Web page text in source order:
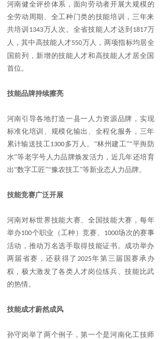
河南健全评价体系，面向劳动者开展大规模的
全劳动周期、全工种门类的技能培训，三年来
共培训 1343万人次。全省技能人才达到 1817万
人，其中高技能人才550万人，两项指标均居全
国前列，新增的技能人才和高技能人才居全国
首位。
技能品牌持续擦亮
河南引导各地打造一县一人力资源品牌，实现
标准化培训、规模化输出、全程化服务，三年
累计输送技工1300多万人。“林州建工”“平舆防
水”等老字号人力品牌焕发活力，近几年还培育
出“数字工匠”“豫农技工”等新业态人力品牌。
技能竞赛广泛开展
河南对标世界技能大赛、全国技能大赛，每年
举办100个职业（工种）竞赛、 1000场次的赛事
活动，推动万名选手取得技能证书。成功举办
两届省赛，还获得了 2025年第三届国赛承办
权，极大激发了各类人才岗位练兵、技能比武
的热情。
技能成才蔚然成风
孙守岗举了两个例子，第一个是河南化工技师